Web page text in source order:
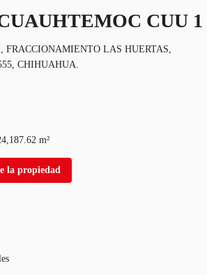
CUU 1
FRACCIONAMIENTO LAS HUERTAS,
CHIHUAHUA.
m²
la propiedad